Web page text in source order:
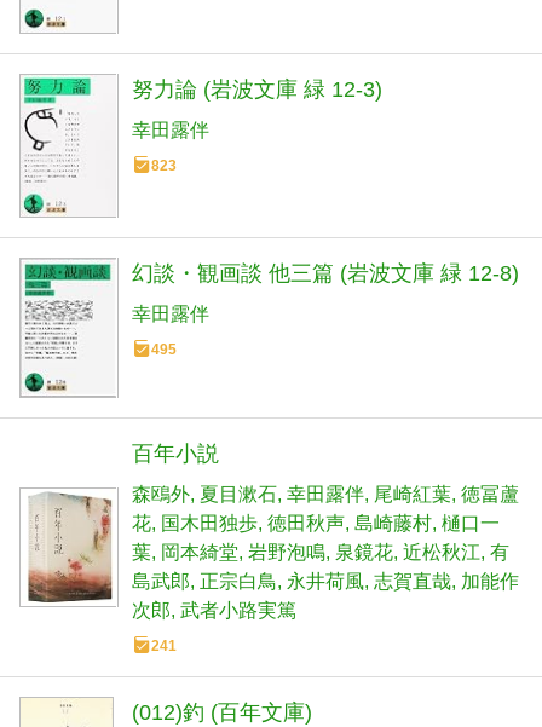
努力論 (岩波文庫 緑 12-3)
幸田露伴
823
幻談・観画談 他三篇 (岩波文庫 緑 12-8)
幸田露伴
495
百年小説
森鴎外 夏目漱石 幸田露伴 尾崎紅葉 徳冨蘆
花 国木田独歩 徳田秋声 島崎藤村 樋口一
葉 岡本綺堂 岩野泡鳴 泉鏡花 近松秋江 有
島武郎 正宗白鳥 永井荷風 志賀直哉 加能作
次郎 武者小路実篤
241
(012)釣 (百年文庫)